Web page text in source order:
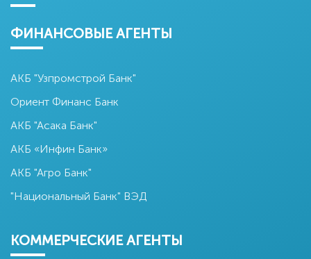
ФИНАНСОВЫЕ АГЕНТЫ
АКБ "Узпромстрой Банк"
Ориент Финанс Банк
АКБ "Асака Банк"
АКБ «Инфин Банк»
АКБ "Агро Банк"
"Национальный Банк" ВЭД
КОММЕРЧЕСКИЕ АГЕНТЫ